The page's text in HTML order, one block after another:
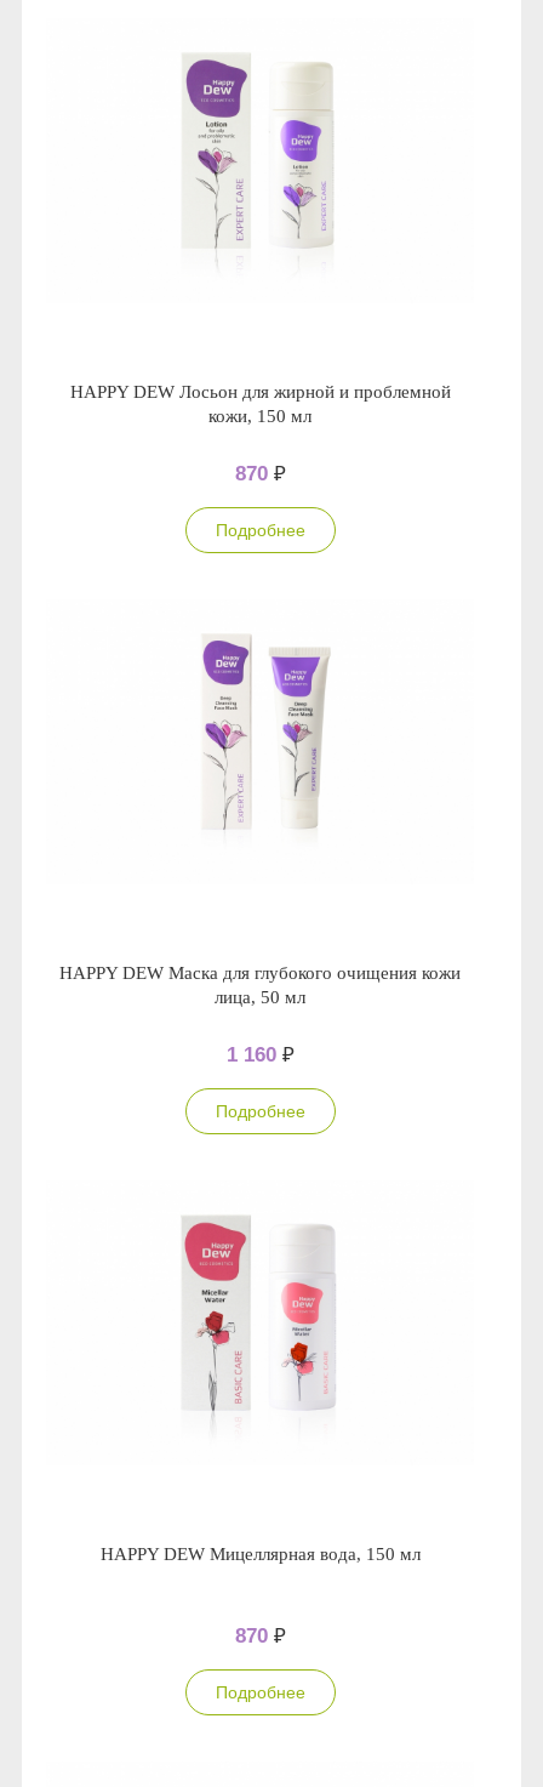
HAPPY DEW Лосьон для жирной и проблемной
кожи, 150 мл
870 ₽
Подробнее
HAPPY DEW Маска для глубокого очищения кожи
лица, 50 мл
1 160 ₽
Подробнее
HAPPY DEW Мицеллярная вода, 150 мл
870 ₽
Подробнее